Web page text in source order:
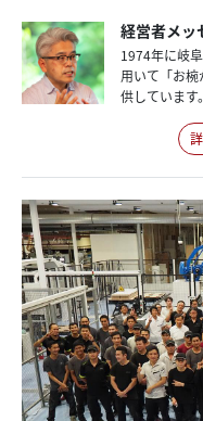
経営者メッ
1974年に岐
用いて「お
供しています